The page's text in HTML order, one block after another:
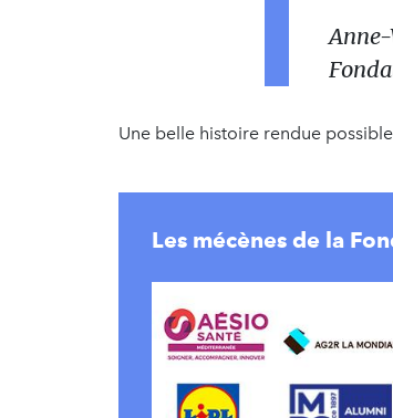
Anne-
Une belle histoire rendue
Les mécènes de la